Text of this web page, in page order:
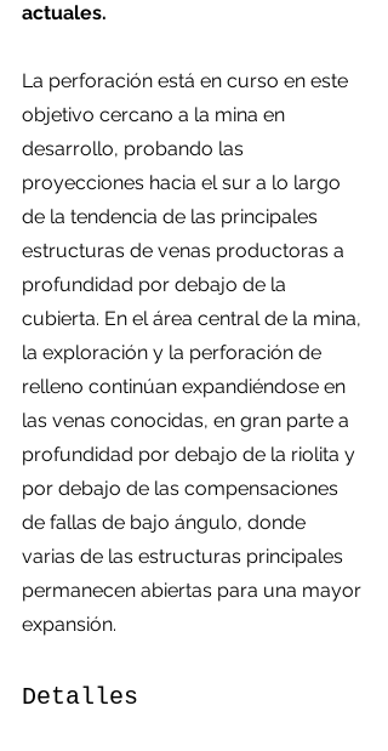
actuales.
La perforación está en curso en este
objetivo cercano a la mina en
desarrollo, probando las
proyecciones hacia el sur a lo largo
de la tendencia de las principales
estructuras de venas productoras a
profundidad por debajo de la
cubierta. En el área central de la mina,
la exploración y la perforación de
relleno continúan expandiéndose en
las venas conocidas, en gran parte a
profundidad por debajo de la riolita y
por debajo de las compensaciones
de fallas de bajo ángulo, donde
varias de las estructuras principales
permanecen abiertas para una mayor
expansión.
Detalles